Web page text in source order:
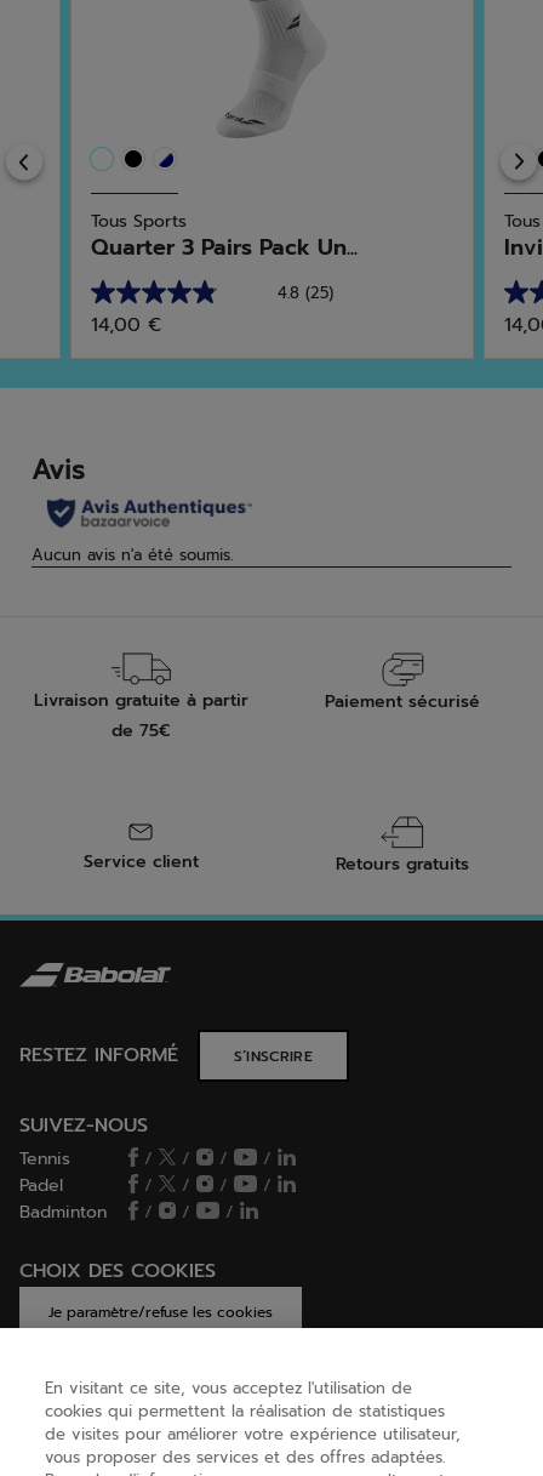
Previous
Tous Sports
Quarter 3 Pairs Pack Un...
4.8 (25)
4.8
sur
5
étoiles.
14,00 €
4.5
sur
5
Livraison gratuite à partir
de 75€
Paiement sécurisé
Service client Retours gratuits
RESTEZ INFORMÉ S’INSCRIRE
SUIVEZ-NOUS
Tennis / / /
/
Padel
/ / /
/
Badminton
/ / /
CHOIX DES COOKIES
Je paramètre/refuse les cookies
AIDE
En visitant ce site, vous acceptez l'utilisation de
cookies qui permettent la réalisation de statistiques
de visites pour améliorer votre expérience utilisateur,
vous proposer des services et des offres adaptées.